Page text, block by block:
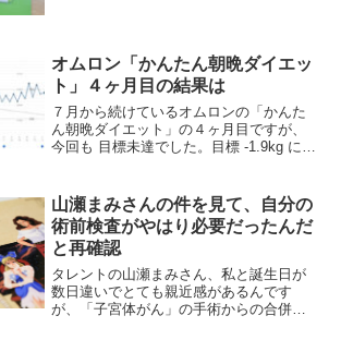
態で手術をすると感染症のリス...
オムロン「かんたん朝晩ダイエッ
ト」４ヶ月目の結果は
７月から続けているオムロンの「かんた
ん朝晩ダイエット」の４ヶ月目ですが、
今回も 目標未達でした。目標 -1.9kg に対
A1c（HbA1c）の値はここ３ヶ月で ...
山瀬まみさんの件を見て、自分の
術前検査がやはり必要だったんだ
と再確認
タレントの山瀬まみさん、私と誕生日が
数日違いでとても親近感があるんです
が、「子宮体がん」の手術からの合併症